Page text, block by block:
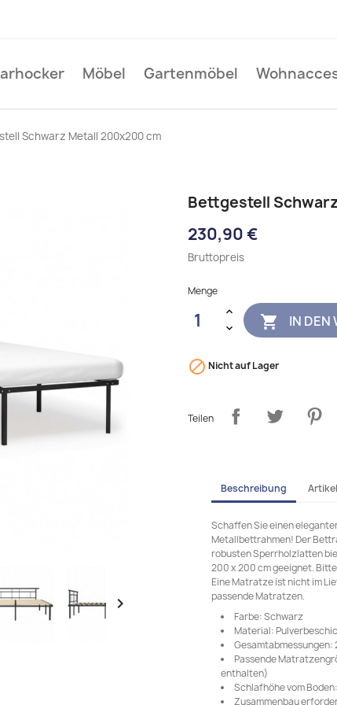
Möbel Gartenmöbel
Schwarz Metall 200x200 cm

Bettgestell
230,90 €
Bruttopreis
Menge
 IN DEN
 Nicht auf Lager
Teilen
Beschreibung
Schaffen Sie einen
Metallbettrahmen! Der
robusten Sperrholzlatten
200 x 200 cm geeignet.
Eine Matratze ist nicht im
passende Matratzen.
Farbe: Schwarz
Material:
Gesamtabmessungen:
Passende
enthalten)
Schlafhöhe vom
Zusammenbau